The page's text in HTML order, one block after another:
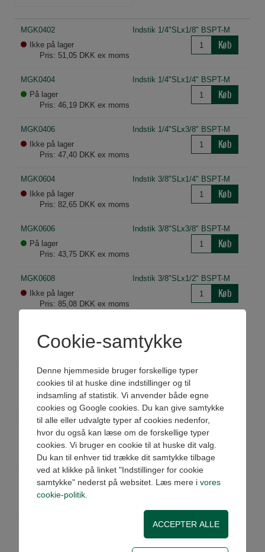
MGK0402
Indstik 1/4"SLx1/8" BSPT-M
Ikke på lager
Pris: 51,05 DKK ex moms
Køb
MGK0404
Indstik 1/4"SLx1/4" BSPT-M
På lager
Pris: 46,19 DKK ex moms
Køb
MGK0406
Indstik 1/4"SLx3/8" BSPT-M
Ikke på lager
Pris: 47,40 DKK ex moms
Køb
MGK0604
Indstik 3/8"SLx1/4" BSPT-M
Ikke på lager
Pris: 82,65 DKK ex moms
Køb
MGK0606
Indstik 3/8"SLx3/8" BSPT-M
På lager
Pris: 43,75 DKK ex moms
Køb
MGK0608
Indstik 3/8"SLx1/2" BSPT-M
Ikke på lager
Pris: 85,08 DKK ex moms
Køb
Ikke på lager
MGK0808
Indstik 1/2"SLx1/2" BSPT-M
På lager
Pris: 65,63 DKK ex moms
MGK1008
Indstik 5/8"SLx1/2" BSPT-M
Ikke på lager
Pris: 123,97 DKK ex moms
Indstik 5/8"SLx3/4" BSPT-M
Ikke på lager
Indstik 3/4"SLx3/4" BSPT-M
Køb
Cookie-samtykke
Denne hjemmeside bruger forskellige typer
cookies til at huske dine indstillinger og til
indsamling af statistik. Vi anvender både egne
cookies og Google cookies. Du kan give samtykke
til alle eller udvalgte typer af cookies nedenfor,
hvor du også kan læse om de forskellige typer
cookies. Vi bruger en cookie til at huske dit valg.
Du kan til enhver tid trække dit samtykke tilbage
ved at klikke på linket "Indstillinger for cookie
samtykke" nederst på websitet. Læs mere i vores
cookie-politik